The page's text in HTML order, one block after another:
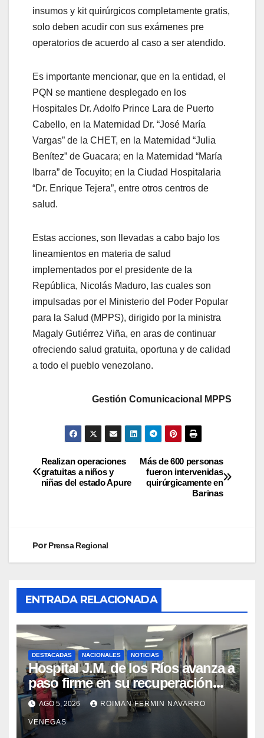
insumos y kit quirúrgicos completamente gratis,
solo deben acudir con sus exámenes pre
operatorios de acuerdo al caso a ser atendido.
Es importante mencionar, que en la entidad, el
PQN se mantiene desplegado en los
Hospitales Dr. Adolfo Prince Lara de Puerto
Cabello, en la Maternidad Dr. “José María
Vargas” de la CHET, en la Maternidad “Julia
Benítez” de Guacara; en la Maternidad “María
Ibarra” de Tocuyito; en la Ciudad Hospitalaria
“Dr. Enrique Tejera”, entre otros centros de
salud.
Estas acciones, son llevadas a cabo bajo los
lineamientos en materia de salud
implementados por el presidente de la
República, Nicolás Maduro, las cuales son
impulsadas por el Ministerio del Poder Popular
para la Salud (MPPS), dirigido por la ministra
Magaly Gutiérrez Viña, en aras de continuar
ofreciendo salud gratuita, oportuna y de calidad
a todo el pueblo venezolano.
Gestión Comunicacional MPPS
Más de 600 personas
fueron intervenidas
quirúrgicamente en
Barinas
Realizan operaciones
gratuitas a niños y
niñas del estado Apure
PorPrensa Regional
ENTRADA RELACIONADA
DESTACADAS NACIONALES NOTICIAS
Hospital J.M. de los Ríos avanza a
paso firme en su recuperación
tras los recientes eventos
sísmicos
AGO 5, 2026 ROIMAN FERMIN NAVARRO
VENEGAS